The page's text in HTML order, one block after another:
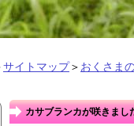
サイトマップ＞ おくさま
カサブランカが咲きま